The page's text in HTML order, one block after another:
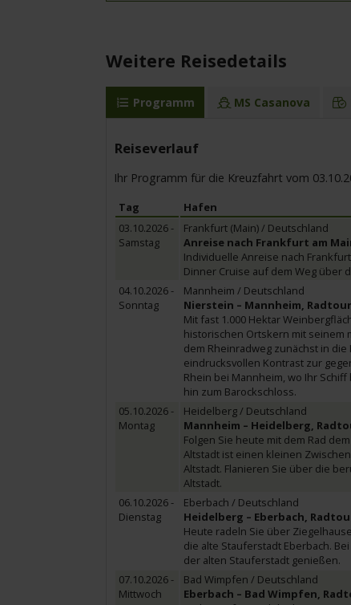
Weitere Reisedetails
Programm MS Casanova
Reiseverlauf
Ihr Programm für die Kreuzfahrt vom
Tag Hafen
03.10.2026 -
Samstag
Frankfurt (Main) / Deutschland
Anreise nach Frankfurt am
Individuelle Anreise nach
Dinner Cruise auf dem Weg über
04.10.2026 -
Sonntag
Mannheim / Deutschland
Nierstein – Mannheim, Radtour
Mit fast 1.000 Hektar
historischen Ortskern mit seinem
dem Rheinradweg zunächst in
eindrucksvollen Kontrast zur
Rhein bei Mannheim, wo Ihr
hin zum Barockschloss.
05.10.2026 -
Montag
Heidelberg / Deutschland
Mannheim – Heidelberg,
Folgen Sie heute mit dem Rad
Altstadt ist einen kleinen
Altstadt. Flanieren Sie über die
Altstadt.
06.10.2026 -
Dienstag
Eberbach / Deutschland
Heidelberg – Eberbach,
Heute radeln Sie über
die alte Stauferstadt Eberbach.
der alten Stauferstadt genießen.
07.10.2026 -
Mittwoch
Bad Wimpfen / Deutschland
Eberbach – Bad Wimpfen,